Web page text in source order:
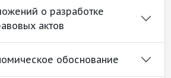
о разработке
актов
обоснование